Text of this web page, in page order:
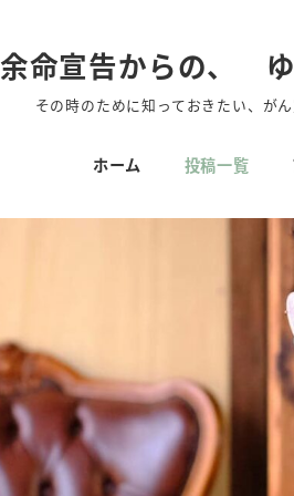
余命宣告からの、
その時のために知っておきたい、が
ホーム 投稿一覧